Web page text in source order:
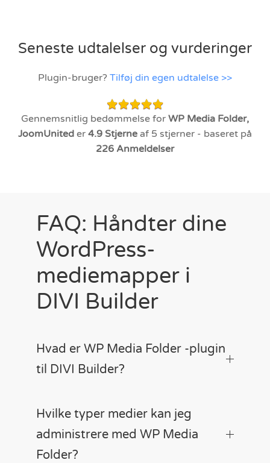
Seneste udtalelser og vurderinger
Plugin-bruger? Tilføj din egen udtalelse >>
Gennemsnitlig bedømmelse for WP Media Folder,
JoomUnited er 4.9 Stjerne af 5 stjerner - baseret på
226 Anmeldelser
FAQ: Håndter dine
WordPress-
mediemapper i
DIVI Builder
Hvad er WP Media Folder -plugin
til DIVI Builder?
Hvilke typer medier kan jeg
administrere med WP Media
Folder?